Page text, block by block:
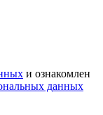
и ознакомлен
данных